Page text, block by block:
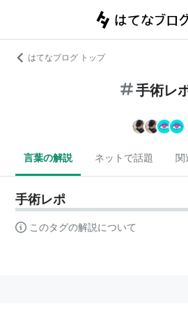
はてなブログ トップ
手術レ
言葉の解説 ネットで話題 関
手術レポ
このタグの解説について